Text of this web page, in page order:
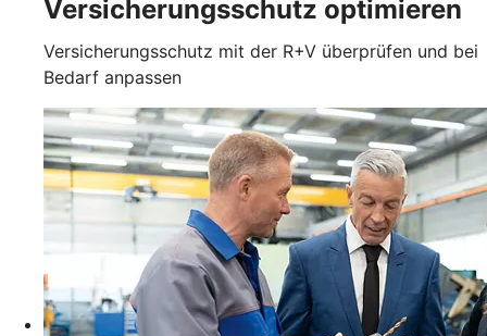
Versicherungsschutz optimieren
Versicherungsschutz mit der R+V überprüfen und bei
Bedarf anpassen